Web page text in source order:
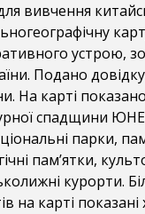
вивчення
устрою,
Подано
На карті
спадщини
парки,
пам’ятки,
курорти.
на карті